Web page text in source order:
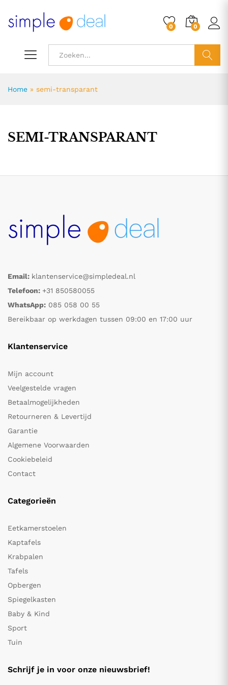
0 0
Home » semi-transparant
SEMI-TRANSPARANT
Email: klantenservice@simpledeal.nl
Telefoon: +31 850580055
WhatsApp: 085 058 00 55
Bereikbaar op werkdagen tussen 09:00 en 17:00 uur
Klantenservice
Mijn account
Veelgestelde vragen
Betaalmogelijkheden
Retourneren & Levertijd
Garantie
Algemene Voorwaarden
Cookiebeleid
Contact
Categorieën
Eetkamerstoelen
Kaptafels
Krabpalen
Tafels
Opbergen
Spiegelkasten
Baby & Kind
Sport
Tuin
Schrijf je in voor onze nieuwsbrief!